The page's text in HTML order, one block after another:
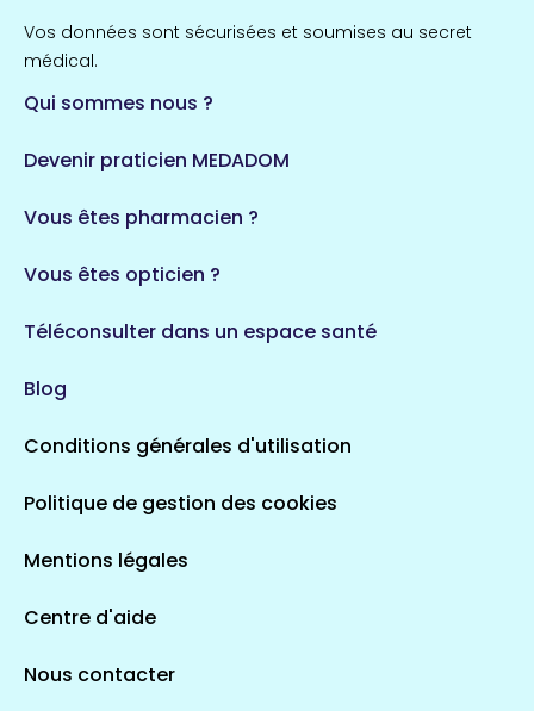
Vos données sont sécurisées et soumises au secret
médical.
Qui sommes nous ?
Devenir praticien MEDADOM
Vous êtes pharmacien ?
Vous êtes opticien ?
Téléconsulter dans un espace santé
Blog
Conditions générales d'utilisation
Politique de gestion des cookies
Mentions légales
Centre d'aide
Nous contacter